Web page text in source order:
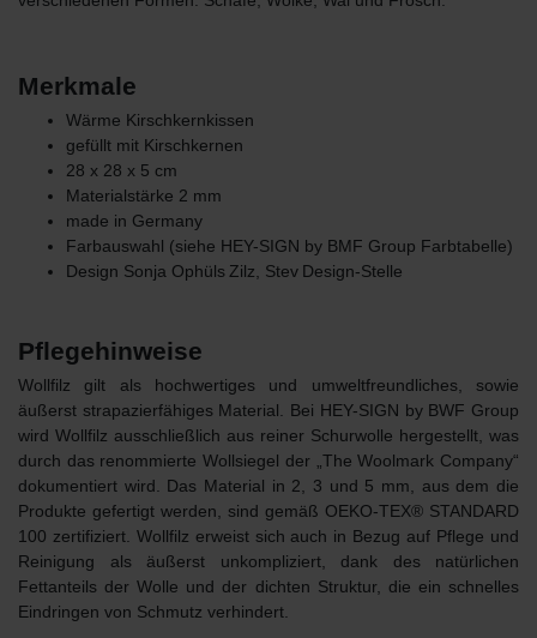
Merkmale
Wärme Kirschkernkissen
gefüllt mit Kirschkernen
28 x 28 x 5 cm
Materialstärke 2 mm
made in Germany
Farbauswahl (siehe HEY-SIGN by BMF Group Farbtabelle)
Design Sonja Ophüls Zilz, Stev Design-Stelle
Pflegehinweise
Wollfilz gilt als hochwertiges und umweltfreundliches, sowie
äußerst strapazierfähiges Material. Bei HEY-SIGN by BWF Group
wird Wollfilz ausschließlich aus reiner Schurwolle hergestellt, was
durch das renommierte Wollsiegel der „The Woolmark Company“
dokumentiert wird. Das Material in 2, 3 und 5 mm, aus dem die
Produkte gefertigt werden, sind gemäß OEKO-TEX® STANDARD
100 zertifiziert. Wollfilz erweist sich auch in Bezug auf Pflege und
Reinigung als äußerst unkompliziert, dank des natürlichen
Fettanteils der Wolle und der dichten Struktur, die ein schnelles
Eindringen von Schmutz verhindert.